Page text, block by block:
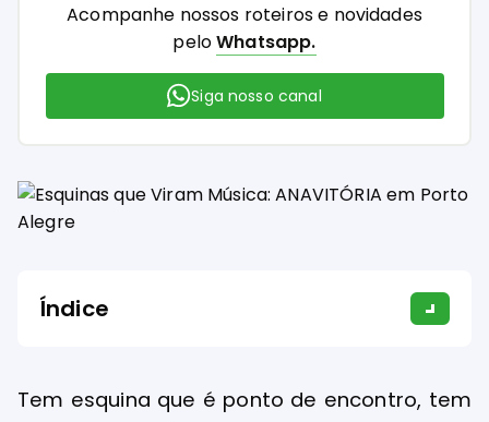
Acompanhe nossos roteiros e novidades
peloWhatsapp.
Siga nosso canal
Índice
Tem esquina que é ponto de encontro, tem